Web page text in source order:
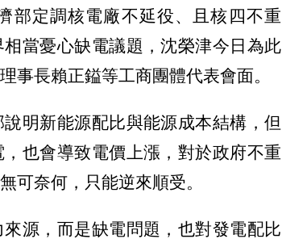
部定調核電廠不延役、且核四不重
當憂心缺電議題，沈榮津今日為此
事長賴正鎰等工商團體代表會面。
明新能源配比與能源成本結構，但
也會導致電價上漲，對於政府不重
可奈何，只能逆來順受。
源，而是缺電問題，也對發電配比